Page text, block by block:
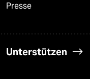
Presse
Unterstützen